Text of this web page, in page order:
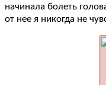
начинала болеть
от нее я никогда не